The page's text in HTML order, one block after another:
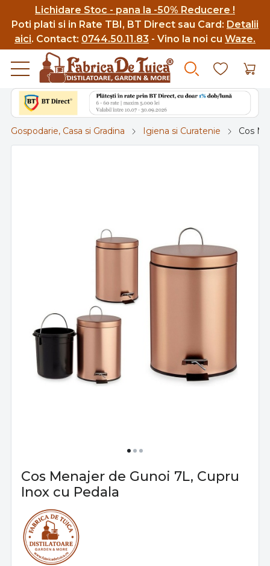
Lichidare Stoc - pana la -50% Reducere !
Poti plati si in Rate TBI, BT Direct sau Card: Detalii
aici. Contact: 0744.50.11.83 - Vino la noi cu Waze.
Gospodarie, Casa si Gradina Igiena si Curatenie Cos
Cos Menajer de Gunoi 7L, Cupru
Inox cu Pedala